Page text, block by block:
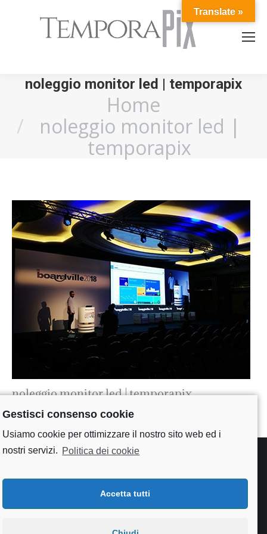
Gestisci consenso cookie
Usiamo cookie per ottimizzare il nostro sito web ed i
nostri servizi. Politica dei cookie
Accetta tutti
noleggio monitor led | temporapix
Home
noleggio monitor led |
temporapix
noleggio monitor led | temporapix
Translate »